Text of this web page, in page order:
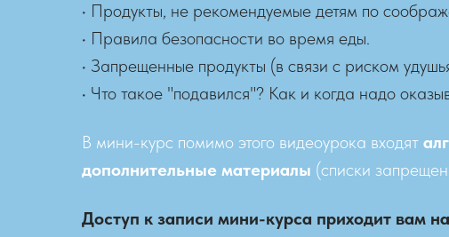
• Продукты, не рекомендуемые детям по
• Правила безопасности во время еды.
• Запрещенные продукты (в связи с риском
• Что такое "подавился"? Как и когда надо
В мини-курс помимо этого видеоурока входят
дополнительные материалы (списки
Доступ к записи мини-курса приходит вам